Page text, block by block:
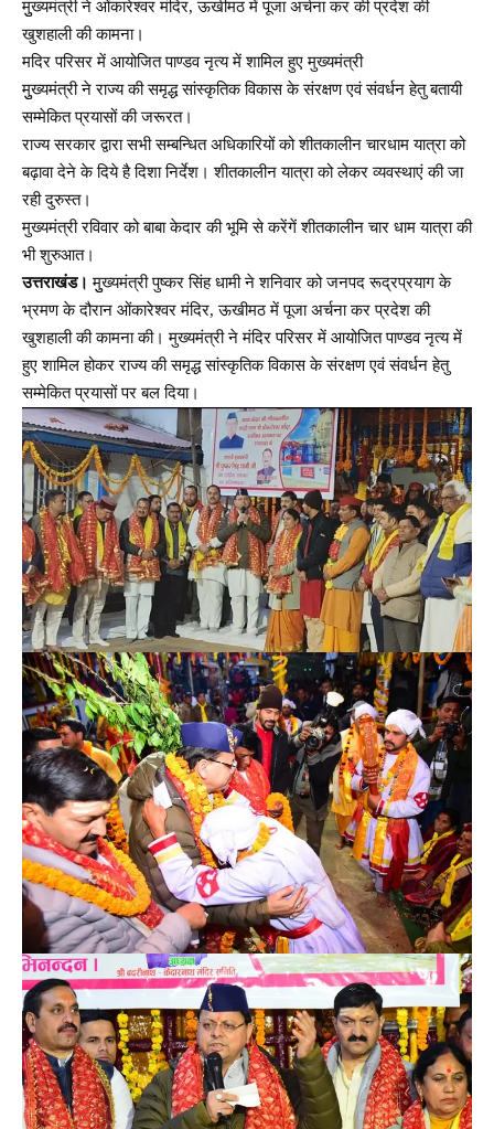
मुुख्यमंत्री ने ओंकारेश्वर मंदिर, ऊखीमठ में पूजा अर्चना कर की प्रदेश की
खुशहाली की कामना।
मदिर परिसर में आयोजित पाण्डव नृत्य में शामिल हुए मुख्यमंत्री
मुुख्यमंत्री ने राज्य की समृद्ध सांस्कृतिक विकास के संरक्षण एवं संवर्धन हेतु बतायी
सम्मेकित प्रयासों की जरूरत।
राज्य सरकार द्वारा सभी सम्बन्धित अधिकारियों को शीतकालीन चारधाम यात्रा को
बढ़ावा देने के दिये है दिशा निर्देश। शीतकालीन यात्रा को लेकर व्यवस्थाएं की जा
रही दुरुस्त।
मुख्यमंत्री रविवार को बाबा केदार की भूमि से करेंगें शीतकालीन चार धाम यात्रा की
भी शुरुआत।
उत्तराखंड। मुुख्यमंत्री पुष्कर सिंह धामी ने शनिवार को जनपद रूद्रप्रयाग के
भ्रमण के दौरान ओंकारेश्वर मंदिर, ऊखीमठ में पूजा अर्चना कर प्रदेश की
खुशहाली की कामना की। मुख्यमंत्री ने मंदिर परिसर में आयोजित पाण्डव नृत्य में
हुए शामिल होकर राज्य की समृद्ध सांस्कृतिक विकास के संरक्षण एवं संवर्धन हेतु
सम्मेकित प्रयासों पर बल दिया।